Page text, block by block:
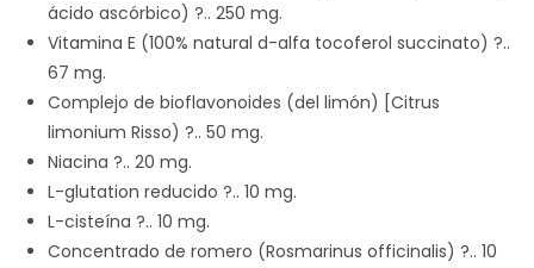
ácido ascórbico) ?.. 250 mg.
Vitamina E (100% natural d-alfa tocoferol succinato) ?..
67 mg.
Complejo de bioflavonoides (del limón) [Citrus
limonium Risso) ?.. 50 mg.
Niacina ?.. 20 mg.
L-glutation reducido ?.. 10 mg.
L-cisteína ?.. 10 mg.
Concentrado de romero (Rosmarinus officinalis) ?.. 10